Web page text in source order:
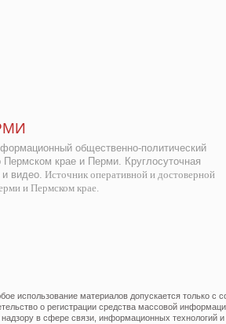
общественно-политический
Пермском крае и Перми. Круглосуточная
видео. Источник оперативной и достоверной
и Пермском крае.
использование материалов допускается только с
о регистрации средства массовой
в сфере связи, информационных технологий